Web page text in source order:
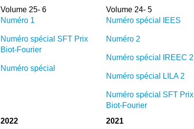
Volume 25- 6
Numéro 1
Numéro spécial SFT Prix
Biot-Fourier
Numéro spécial
Volume 24- 5
Numéro spécial IEES
Numéro 2
Numéro spécial IREEC 2
Numéro spécial LILA 2
Numéro spécial SFT Prix
Biot-Fourier
2022
2021